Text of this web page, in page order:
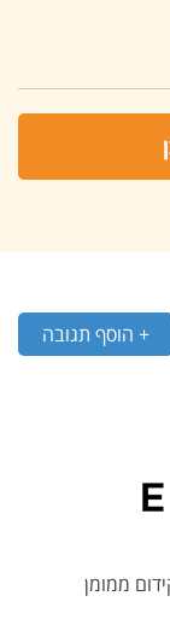
+ הוסף תגובה
ממומן